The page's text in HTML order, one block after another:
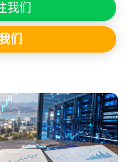
我们
们